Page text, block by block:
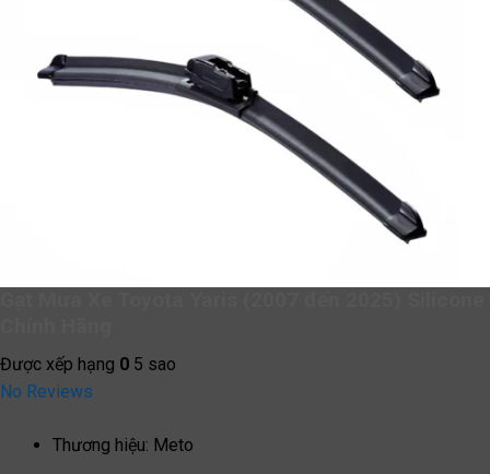
Được xếp hạng 0 5 sao
No Reviews
Thương hiệu: Meto